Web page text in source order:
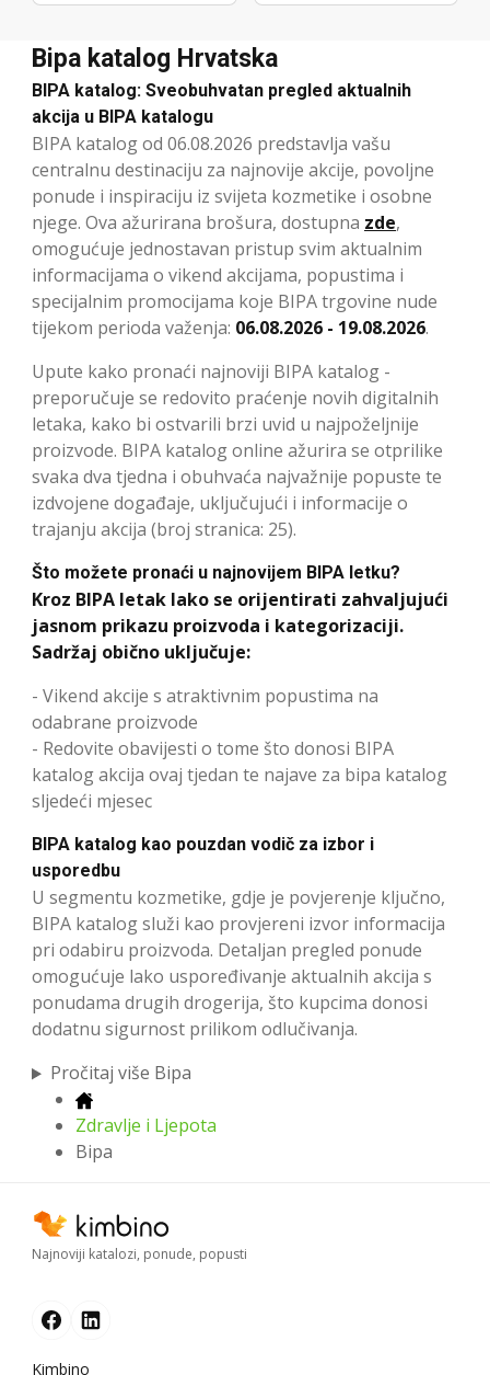
Bipa katalog Hrvatska
BIPA katalog: Sveobuhvatan pregled aktualnih
akcija u BIPA katalogu
BIPA katalog od 06.08.2026 predstavlja vašu
centralnu destinaciju za najnovije akcije, povoljne
ponude i inspiraciju iz svijeta kozmetike i osobne
njege. Ova ažurirana brošura, dostupna zde,
omogućuje jednostavan pristup svim aktualnim
informacijama o vikend akcijama, popustima i
specijalnim promocijama koje BIPA trgovine nude
tijekom perioda važenja: 06.08.2026 - 19.08.2026.
Upute kako pronaći najnoviji BIPA katalog -
preporučuje se redovito praćenje novih digitalnih
letaka, kako bi ostvarili brzi uvid u najpoželjnije
proizvode. BIPA katalog online ažurira se otprilike
svaka dva tjedna i obuhvaća najvažnije popuste te
izdvojene događaje, uključujući i informacije o
trajanju akcija (broj stranica: 25).
Što možete pronaći u najnovijem BIPA letku?
Kroz BIPA letak lako se orijentirati zahvaljujući
jasnom prikazu proizvoda i kategorizaciji.
Sadržaj obično uključuje:
- Vikend akcije s atraktivnim popustima na
odabrane proizvode
- Redovite obavijesti o tome što donosi BIPA
katalog akcija ovaj tjedan te najave za bipa katalog
sljedeći mjesec
BIPA katalog kao pouzdan vodič za izbor i
usporedbu
U segmentu kozmetike, gdje je povjerenje ključno,
BIPA katalog služi kao provjereni izvor informacija
pri odabiru proizvoda. Detaljan pregled ponude
omogućuje lako uspoređivanje aktualnih akcija s
ponudama drugih drogerija, što kupcima donosi
dodatnu sigurnost prilikom odlučivanja.
Pročitaj više Bipa
Zdravlje i Ljepota
Bipa
Najnoviji katalozi, ponude, popusti
Kimbino